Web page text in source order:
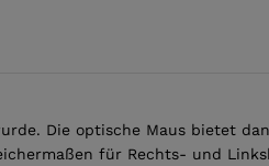
Die optische Maus bietet
für Rechts- und